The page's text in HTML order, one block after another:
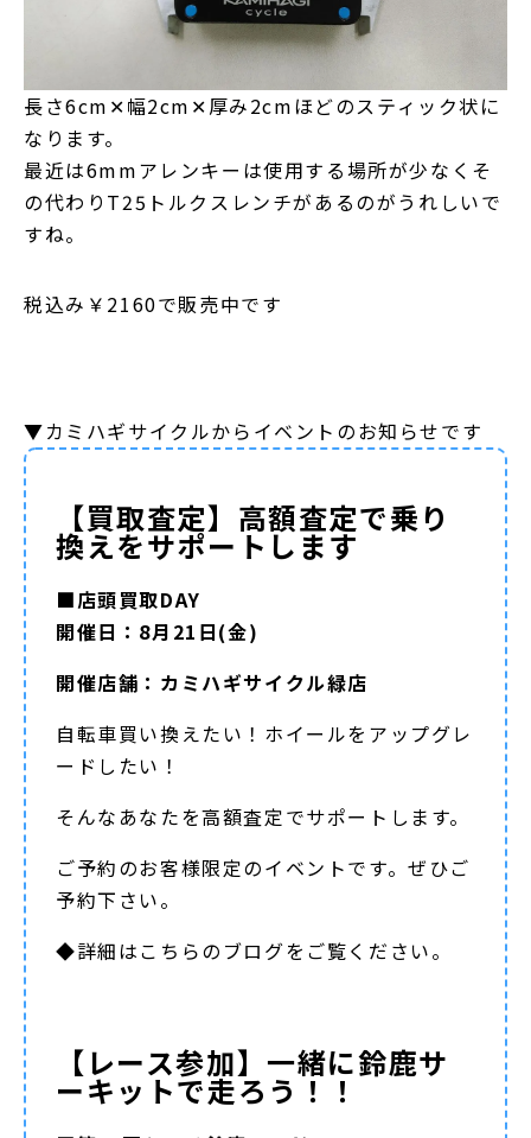
長さ6cm✕幅2cm✕厚み2cmほどのスティック状に
なります。
最近は6mmアレンキーは使用する場所が少なくそ
の代わりT25トルクスレンチがあるのがうれしいで
すね。
税込み￥2160で販売中です
▼カミハギサイクルからイベントのお知らせです
【買取査定】高額査定で乗り
換えをサポートします
■店頭買取DAY
開催日：8月21日(金)
開催店舗：カミハギサイクル緑店
自転車買い換えたい！ホイールをアップグレ
ードしたい！
そんなあなたを高額査定でサポートします。
ご予約のお客様限定のイベントです。ぜひご
予約下さい。
◆詳細はこちらのブログをご覧ください。
【レース参加】一緒に鈴鹿サ
ーキットで走ろう！！